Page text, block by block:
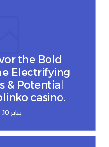
the Bold
Electrifying
& Potential
casino.
يناير 10, 2026